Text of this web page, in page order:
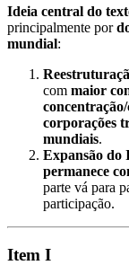
Ideia central do
principalmente por
mundial:
com maior
corporações
mundiais.
Expansão do
permanece
parte vá para
participação.
Item I